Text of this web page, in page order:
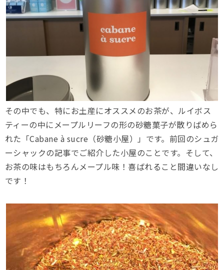
その中でも、特にお土産にオススメのお茶が、ルイボス
ティーの中にメープルリーフの形の砂糖菓子が散りばめら
れた「Cabane à sucre（砂糖小屋）」です。前回のシュガ
ーシャックの記事でご紹介した小屋のことです。そして、
お茶の味はもちろんメープル味！喜ばれること間違いなし
です！